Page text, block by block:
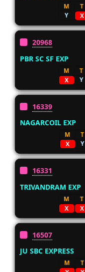
M T
Y
X
20968
PBR SC SF EXP
M T
X
Y
16339
NAGARCOIL EXP
M T
X
Y
16331
TRIVANDRAM EXP
M T
X
X
16507
JU SBC EXPRESS
M T